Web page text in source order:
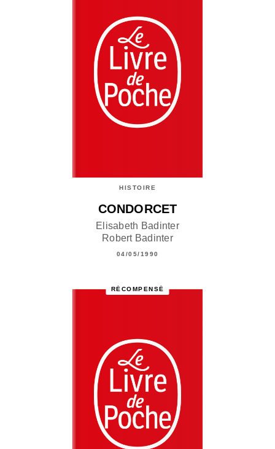
HISTOIRE
CONDORCET
Elisabeth Badinter
Robert Badinter
04/05/1990
RÉCOMPENSÉ